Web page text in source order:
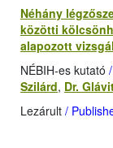
Néhány
közötti
alapozott
NÉBIH-es kutató
Szilárd, Dr.
Lezárult /